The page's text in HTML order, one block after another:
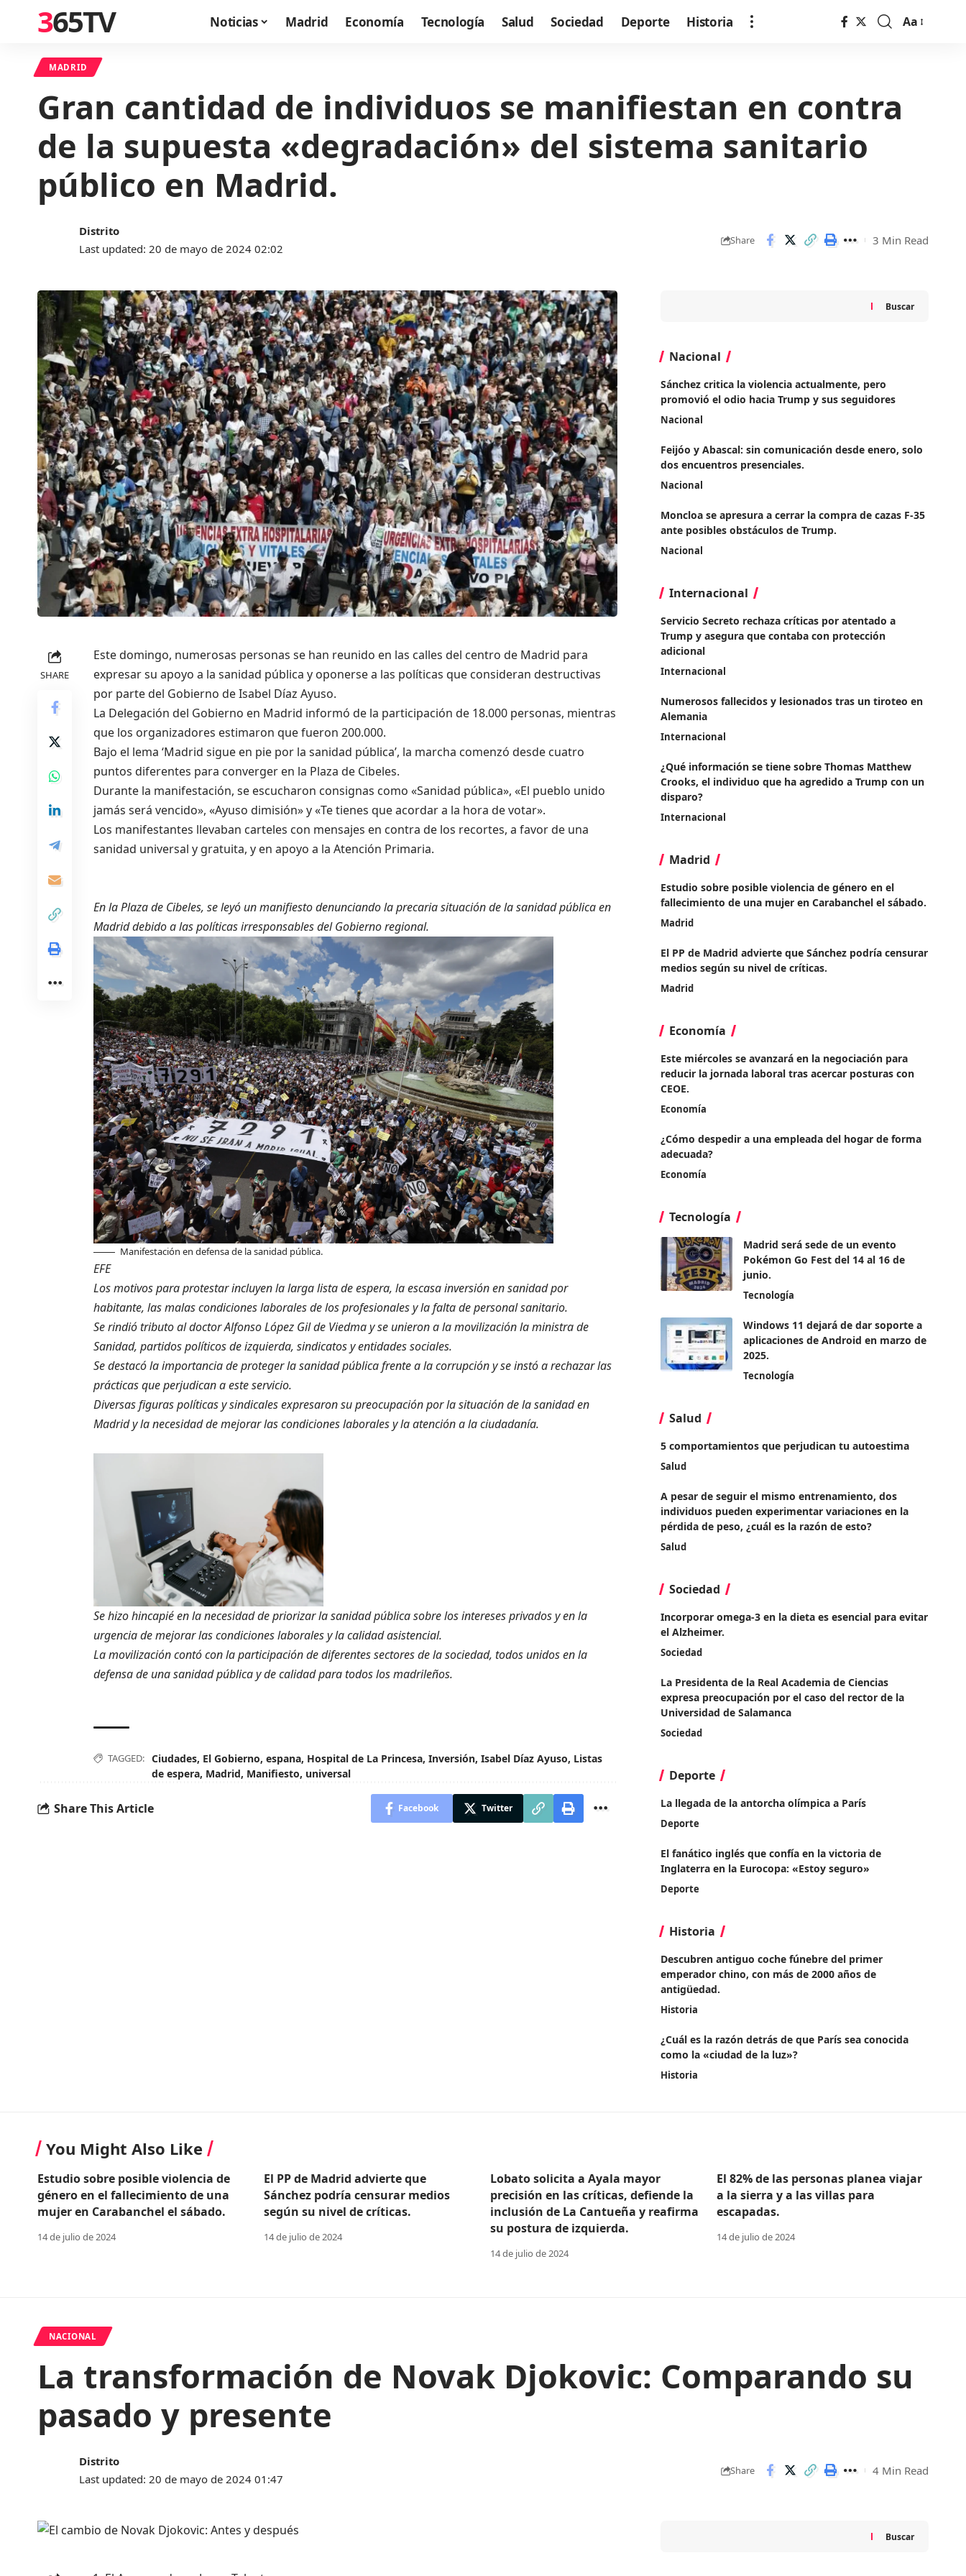
365TV Noticias Madrid Economía Tecnología Salud Sociedad Deporte Historia
Font
Aa
MADRID
Gran cantidad de individuos se manifiestan en contra
de la supuesta «degradación» del sistema sanitario
público en Madrid.
Last updated: 20 de mayo de 2024 02:02
Distrito
Share 3 Min Read
SHARE
Este domingo, numerosas personas se han reunido en las calles del centro de Madrid para
expresar su apoyo a la sanidad pública y oponerse a las políticas que consideran destructivas
por parte del Gobierno de Isabel Díaz Ayuso.
La Delegación del Gobierno en Madrid informó de la participación de 18.000 personas, mientras
que los organizadores estimaron que fueron 200.000.
Bajo el lema ‘Madrid sigue en pie por la sanidad pública’, la marcha comenzó desde cuatro
puntos diferentes para converger en la Plaza de Cibeles.
Durante la manifestación, se escucharon consignas como «Sanidad pública», «El pueblo unido
jamás será vencido», «Ayuso dimisión» y «Te tienes que acordar a la hora de votar».
Los manifestantes llevaban carteles con mensajes en contra de los recortes, a favor de una
sanidad universal y gratuita, y en apoyo a la Atención Primaria.
En la Plaza de Cibeles, se leyó un manifiesto denunciando la precaria situación de la sanidad pública en
Madrid debido a las políticas irresponsables del Gobierno regional.
Manifestación en defensa de la sanidad pública.
EFE
Los motivos para protestar incluyen la larga lista de espera, la escasa inversión en sanidad por
habitante, las malas condiciones laborales de los profesionales y la falta de personal sanitario.
Se rindió tributo al doctor Alfonso López Gil de Viedma y se unieron a la movilización la ministra de
Sanidad, partidos políticos de izquierda, sindicatos y entidades sociales.
Se destacó la importancia de proteger la sanidad pública frente a la corrupción y se instó a rechazar las
prácticas que perjudican a este servicio.
Diversas figuras políticas y sindicales expresaron su preocupación por la situación de la sanidad en
Madrid y la necesidad de mejorar las condiciones laborales y la atención a la ciudadanía.
Se hizo hincapié en la necesidad de priorizar la sanidad pública sobre los intereses privados y en la
urgencia de mejorar las condiciones laborales y la calidad asistencial.
La movilización contó con la participación de diferentes sectores de la sociedad, todos unidos en la
defensa de una sanidad pública y de calidad para todos los madrileños.
TAGGED: Ciudades, El Gobierno, espana, Hospital de La Princesa, Inversión, Isabel Díaz Ayuso, Listas
de espera, Madrid, Manifiesto, universal
Share This Article Facebook Twitter
Buscar
Nacional
Sánchez critica la violencia actualmente, pero
promovió el odio hacia Trump y sus seguidores
Nacional
Feijóo y Abascal: sin comunicación desde enero, solo
dos encuentros presenciales.
Nacional
Moncloa se apresura a cerrar la compra de cazas F-35
ante posibles obstáculos de Trump.
Nacional
Internacional
Servicio Secreto rechaza críticas por atentado a
Trump y asegura que contaba con protección
adicional
Internacional
Numerosos fallecidos y lesionados tras un tiroteo en
Alemania
Internacional
¿Qué información se tiene sobre Thomas Matthew
Crooks, el individuo que ha agredido a Trump con un
disparo?
Internacional
Madrid
Estudio sobre posible violencia de género en el
fallecimiento de una mujer en Carabanchel el sábado.
Madrid
El PP de Madrid advierte que Sánchez podría censurar
medios según su nivel de críticas.
Madrid
Economía
Este miércoles se avanzará en la negociación para
reducir la jornada laboral tras acercar posturas con
CEOE.
Economía
¿Cómo despedir a una empleada del hogar de forma
adecuada?
Economía
Tecnología
Madrid será sede de un evento
Pokémon Go Fest del 14 al 16 de
junio.
Tecnología
Windows 11 dejará de dar soporte a
aplicaciones de Android en marzo de
2025.
Tecnología
Salud
5 comportamientos que perjudican tu autoestima
Salud
A pesar de seguir el mismo entrenamiento, dos
individuos pueden experimentar variaciones en la
pérdida de peso, ¿cuál es la razón de esto?
Salud
Sociedad
Incorporar omega-3 en la dieta es esencial para evitar
el Alzheimer.
Sociedad
La Presidenta de la Real Academia de Ciencias
expresa preocupación por el caso del rector de la
Universidad de Salamanca
Sociedad
Deporte
La llegada de la antorcha olímpica a París
Deporte
El fanático inglés que confía en la victoria de
Inglaterra en la Eurocopa: «Estoy seguro»
Deporte
Historia
Descubren antiguo coche fúnebre del primer
emperador chino, con más de 2000 años de
antigüedad.
Historia
¿Cuál es la razón detrás de que París sea conocida
como la «ciudad de la luz»?
Historia
You Might Also Like
Estudio sobre posible violencia de
género en el fallecimiento de una
mujer en Carabanchel el sábado.
14 de julio de 2024
El PP de Madrid advierte que
Sánchez podría censurar medios
según su nivel de críticas.
14 de julio de 2024
Lobato solicita a Ayala mayor
precisión en las críticas, defiende la
inclusión de La Cantueña y reafirma
su postura de izquierda.
14 de julio de 2024
El 82% de las personas planea viajar
a la sierra y a las villas para
escapadas.
14 de julio de 2024
NACIONAL
La transformación de Novak Djokovic: Comparando su
pasado y presente
Last updated: 20 de mayo de 2024 01:47
Distrito
Share 4 Min Read
Buscar